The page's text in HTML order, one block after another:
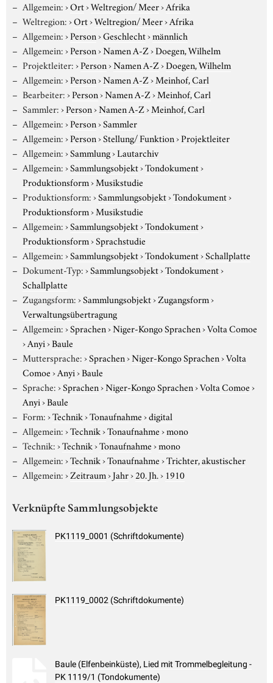
Allgemein:›Ort›Weltregion/ Meer›Afrika
Weltregion:›Ort›Weltregion/ Meer›Afrika
Allgemein:›Person›Geschlecht›männlich
Allgemein:›Person›Namen A-Z›Doegen, Wilhelm
Projektleiter:›Person›Namen A-Z›Doegen, Wilhelm
Allgemein:›Person›Namen A-Z›Meinhof, Carl
Bearbeiter:›Person›Namen A-Z›Meinhof, Carl
Sammler:›Person›Namen A-Z›Meinhof, Carl
Allgemein:›Person›Sammler
Allgemein:›Person›Stellung/ Funktion›Projektleiter
Allgemein:›Sammlung›Lautarchiv
Allgemein:›Sammlungsobjekt›Tondokument›
Produktionsform›Musikstudie
Produktionsform:›Sammlungsobjekt›Tondokument›
Produktionsform›Musikstudie
Allgemein:›Sammlungsobjekt›Tondokument›
Produktionsform›Sprachstudie
Allgemein:›Sammlungsobjekt›Tondokument›Schallplatte
Dokument-Typ:›Sammlungsobjekt›Tondokument›
Schallplatte
Zugangsform:›Sammlungsobjekt›Zugangsform›
Verwaltungsübertragung
Allgemein:›Sprachen›Niger-Kongo Sprachen›Volta Comoe
›Anyi›Baule
Muttersprache:›Sprachen›Niger-Kongo Sprachen›Volta
Comoe›Anyi›Baule
Sprache:›Sprachen›Niger-Kongo Sprachen›Volta Comoe›
Anyi›Baule
Form:›Technik›Tonaufnahme›digital
Allgemein:›Technik›Tonaufnahme›mono
Technik:›Technik›Tonaufnahme›mono
Allgemein:›Technik›Tonaufnahme›Trichter, akustischer
Allgemein:›Zeitraum›Jahr›20. Jh.› 1910
Verknüpfte Sammlungsobjekte
PK1119_0001 (Schriftdokumente)
PK1119_0002 (Schriftdokumente)
Baule (Elfenbeinküste), Lied mit Trommelbegleitung -
PK 1119/1 (Tondokumente)